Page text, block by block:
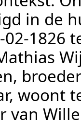
in de
woont
van